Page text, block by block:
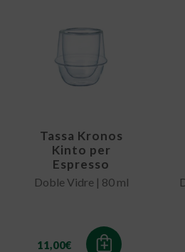
11,00€
Tassa Kronos
Kinto per
Espresso
Doble Vidre | 80 ml